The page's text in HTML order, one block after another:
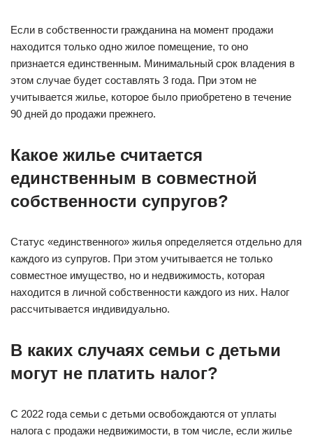
Если в собственности гражданина на момент продажи
находится только одно жилое помещение, то оно
признается единственным. Минимальный срок владения в
этом случае будет составлять 3 года. При этом не
учитывается жилье, которое было приобретено в течение
90 дней до продажи прежнего.
Какое жилье считается
единственным в совместной
собственности супругов?
Статус «единственного» жилья определяется отдельно для
каждого из супругов. При этом учитывается не только
совместное имущество, но и недвижимость, которая
находится в личной собственности каждого из них. Налог
рассчитывается индивидуально.
В каких случаях семьи с детьми
могут не платить налог?
С 2022 года семьи с детьми освобождаются от уплаты
налога с продажи недвижимости, в том числе, если жилье